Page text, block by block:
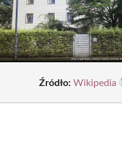
Źródło: Wikipedia